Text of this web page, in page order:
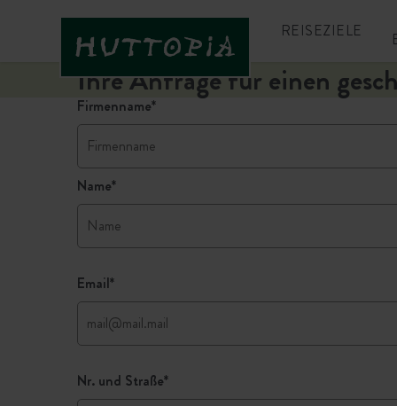
REISEZIELE
Ihre Anfrage für einen
Firmenname*
Name*
Email*
Nr. und Straße*